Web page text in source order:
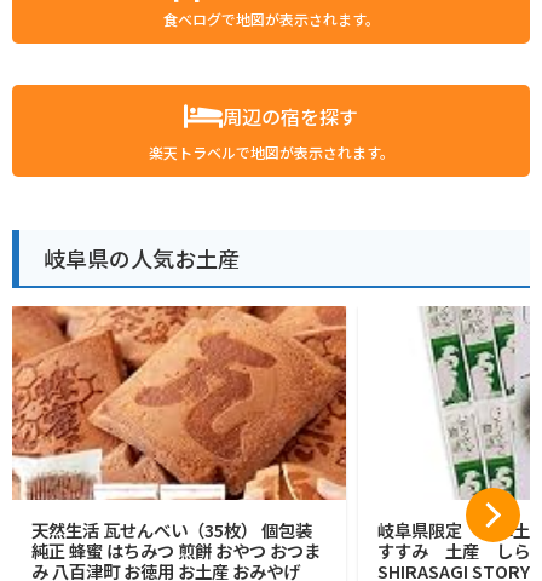
食べログで地図が表示されます。
周辺の宿を探す
楽天トラベルで地図が表示されます。
岐阜県の人気お土産
天然生活 瓦せんべい（35枚） 個包装
純正 蜂蜜 はちみつ 煎餅 おやつ おつま
み 八百津町 お徳用 お土産 おみやげ
岐阜県限定 岐阜
すすみ 土産 し
SHIRASAGI